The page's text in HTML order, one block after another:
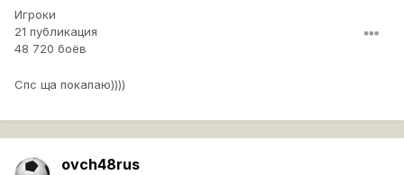
Игроки
21 публикация
48 720 боёв
Спс ща покапаю))))
ovch48rus